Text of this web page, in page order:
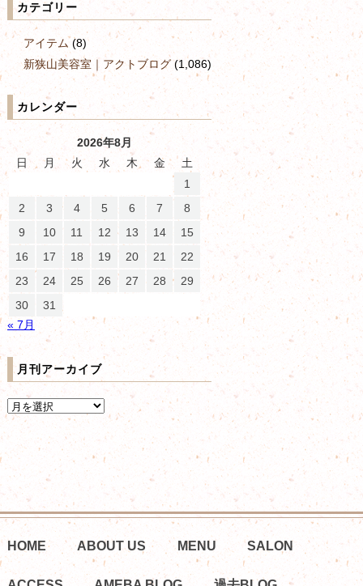
カテゴリー
アイテム (8)
新狭山美容室｜アクトブログ(1,086)
カレンダー
2026年8月
日
月 火 水 木 金
土
1
2
3 4 5 6 7
8
9
10 11 12 13 14
15
16
17 18 19 20 21
22
23
24 25 26 27 28
29
30
31
« 7月
月刊アーカイブ
HOME ABOUT US MENU SALON